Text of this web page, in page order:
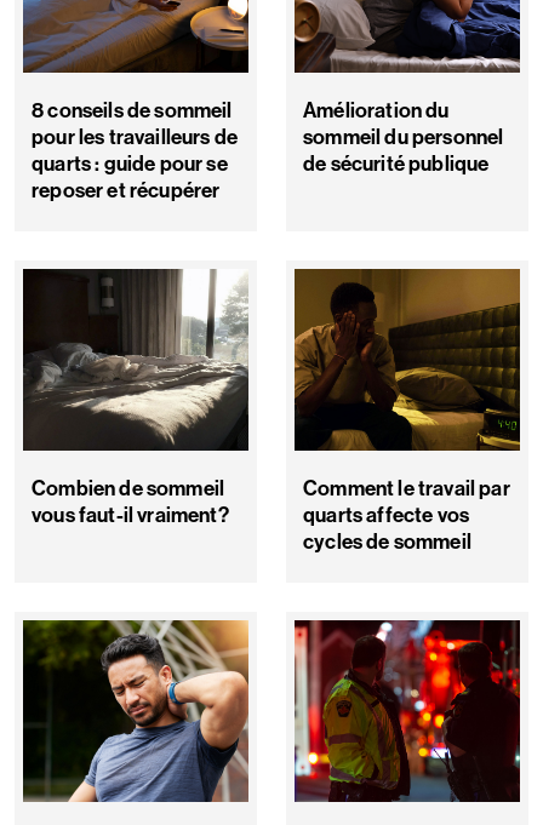
8 conseils de sommeil
pour les travailleurs de
quarts : guide pour se
reposer et récupérer
Amélioration du
sommeil du personnel
de sécurité publique
Combien de sommeil
vous faut-il vraiment?
Comment le travail par
quarts affecte vos
cycles de sommeil